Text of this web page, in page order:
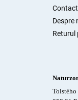
Despre
Returul